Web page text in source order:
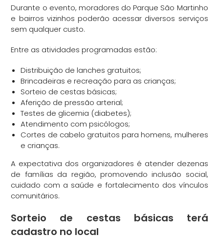
Durante o evento, moradores do Parque São Martinho
e bairros vizinhos poderão acessar diversos serviços
sem qualquer custo.
Entre as atividades programadas estão:
Distribuição de lanches gratuitos;
Brincadeiras e recreação para as crianças;
Sorteio de cestas básicas;
Aferição de pressão arterial;
Testes de glicemia (diabetes);
Atendimento com psicólogos;
Cortes de cabelo gratuitos para homens, mulheres
e crianças.
A expectativa dos organizadores é atender dezenas
de famílias da região, promovendo inclusão social,
cuidado com a saúde e fortalecimento dos vínculos
comunitários.
Sorteio de cestas básicas terá
cadastro no local